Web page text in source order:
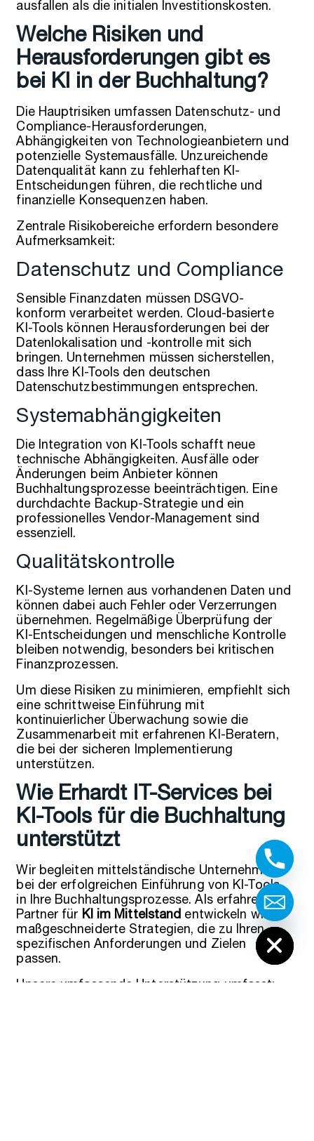
ausfallen als die initialen Investitionskosten.
Welche Risiken und
Herausforderungen gibt es
bei KI in der Buchhaltung?
Die Hauptrisiken umfassen Datenschutz- und
Compliance-Herausforderungen,
Abhängigkeiten von Technologieanbietern und
potenzielle Systemausfälle. Unzureichende
Datenqualität kann zu fehlerhaften KI-
Entscheidungen führen, die rechtliche und
finanzielle Konsequenzen haben.
Zentrale Risikobereiche erfordern besondere
Aufmerksamkeit:
Datenschutz und Compliance
Sensible Finanzdaten müssen DSGVO-
konform verarbeitet werden. Cloud-basierte
KI-Tools können Herausforderungen bei der
Datenlokalisation und -kontrolle mit sich
bringen. Unternehmen müssen sicherstellen,
dass Ihre KI-Tools den deutschen
Datenschutzbestimmungen entsprechen.
Systemabhängigkeiten
Die Integration von KI-Tools schafft neue
technische Abhängigkeiten. Ausfälle oder
Änderungen beim Anbieter können
Buchhaltungsprozesse beeinträchtigen. Eine
durchdachte Backup-Strategie und ein
professionelles Vendor-Management sind
essenziell.
Qualitätskontrolle
KI-Systeme lernen aus vorhandenen Daten und
können dabei auch Fehler oder Verzerrungen
übernehmen. Regelmäßige Überprüfung der
KI-Entscheidungen und menschliche Kontrolle
bleiben notwendig, besonders bei kritischen
Finanzprozessen.
Um diese Risiken zu minimieren, empfiehlt sich
eine schrittweise Einführung mit
kontinuierlicher Überwachung sowie die
Zusammenarbeit mit erfahrenen KI-Beratern,
die bei der sicheren Implementierung
unterstützen.
Wie Erhardt IT-Services bei
KI-Tools für die Buchhaltung
unterstützt
Wir begleiten mittelständische Unternehmen
bei der erfolgreichen Einführung von KI-Tools
in Ihre Buchhaltungsprozesse. Als erfahrener
Partner für KI im Mittelstand entwickeln wir
maßgeschneiderte Strategien, die zu Ihren
spezifischen Anforderungen und Zielen
passen.
Unsere umfassende Unterstützung umfasst:
Hide chaty